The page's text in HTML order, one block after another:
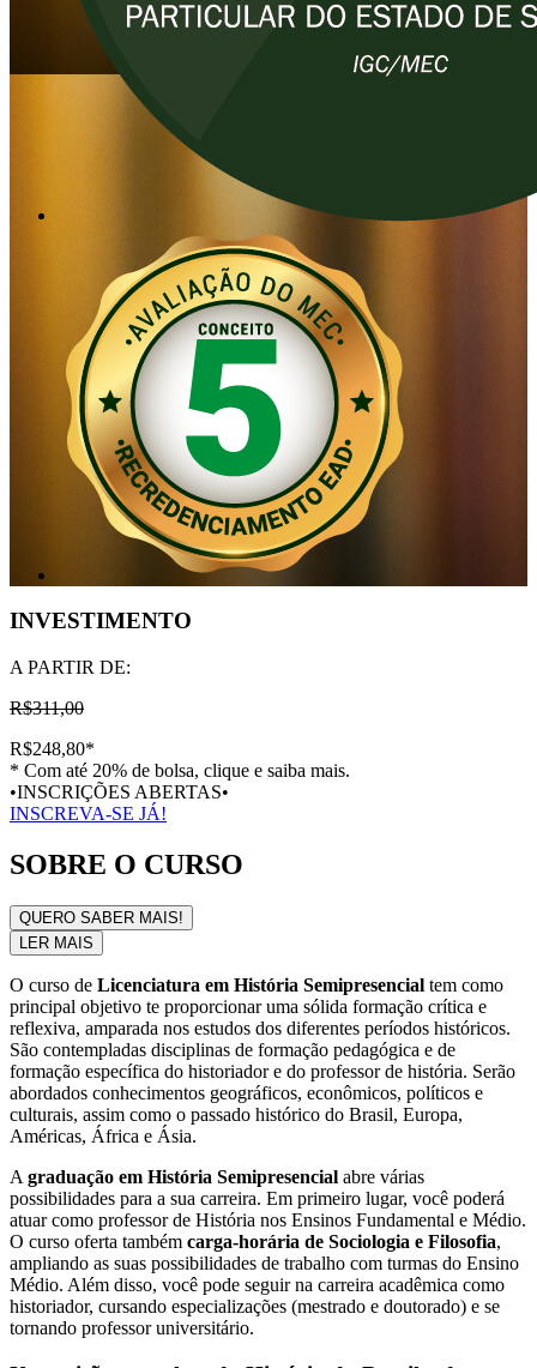
INVESTIMENTO
A PARTIR DE:
R$311,00
R$248,80*
* Com até 20% de bolsa, clique e saiba mais.
•INSCRIÇÕES ABERTAS•
INSCREVA-SE JÁ!
SOBRE O CURSO
QUERO SABER MAIS!
LER MAIS
O curso de Licenciatura em História Semipresencial tem como
principal objetivo te proporcionar uma sólida formação crítica e
reflexiva, amparada nos estudos dos diferentes períodos históricos.
São contempladas disciplinas de formação pedagógica e de
formação específica do historiador e do professor de história. Serão
abordados conhecimentos geográficos, econômicos, políticos e
culturais, assim como o passado histórico do Brasil, Europa,
Américas, África e Ásia.
A graduação em História Semipresencial abre várias
possibilidades para a sua carreira. Em primeiro lugar, você poderá
atuar como professor de História nos Ensinos Fundamental e Médio.
O curso oferta também carga-horária de Sociologia e Filosofia,
ampliando as suas possibilidades de trabalho com turmas do Ensino
Médio. Além disso, você pode seguir na carreira acadêmica como
historiador, cursando especializações (mestrado e doutorado) e se
tornando professor universitário.